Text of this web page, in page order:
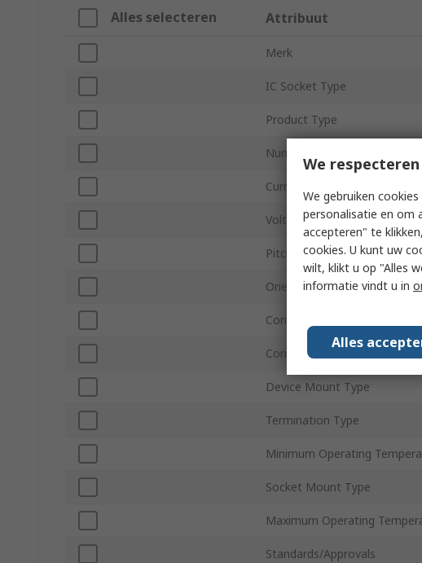
Alles selecteren Attribuut
Merk
IC Socket Type
Product Type
Number of Contacts
Current
Voltage
Pitch
Orientation
Contact Material
Contact Plating
Device Mount Type
Termination Type
Minimum Operating
Socket Mount Type
Maximum Operating
Standards/Approvals
We
We gebruiken
personalisatie en om
accepteren" te
cookies. U kunt uw
wilt, klikt u op "Alles
informatie vindt u in
Alles